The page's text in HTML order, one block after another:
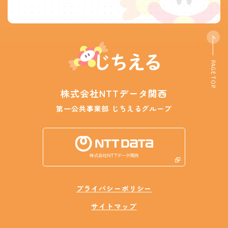
株式会社NTTデータ関西
第一公共事業部 じちえるグループ
プライバシーポリシー
サイトマップ
PAGE TOP